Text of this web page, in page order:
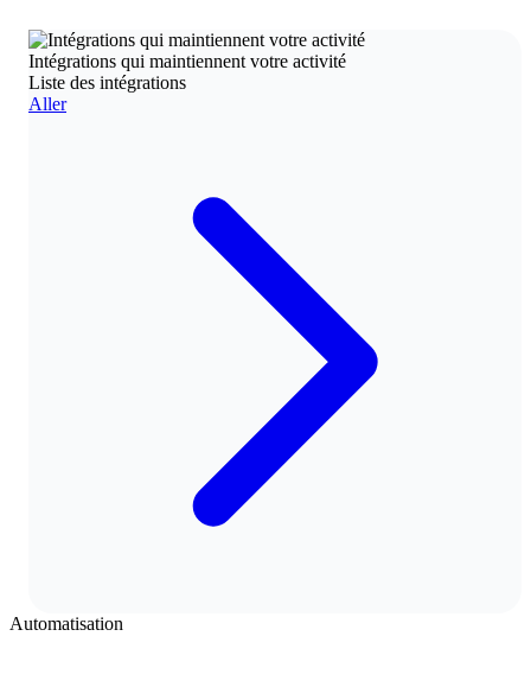
Intégrations qui maintiennent votre activité
Liste des intégrations
Aller
Automatisation